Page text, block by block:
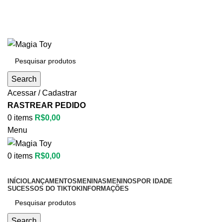
Search
Acessar / Cadastrar
RASTREAR PEDIDO
0 items R$0,00
Menu
0 items R$0,00
INÍCIOLANÇAMENTOSMENINASMENINOSPOR IDADE
SUCESSOS DO TIKTOKINFORMAÇÕES